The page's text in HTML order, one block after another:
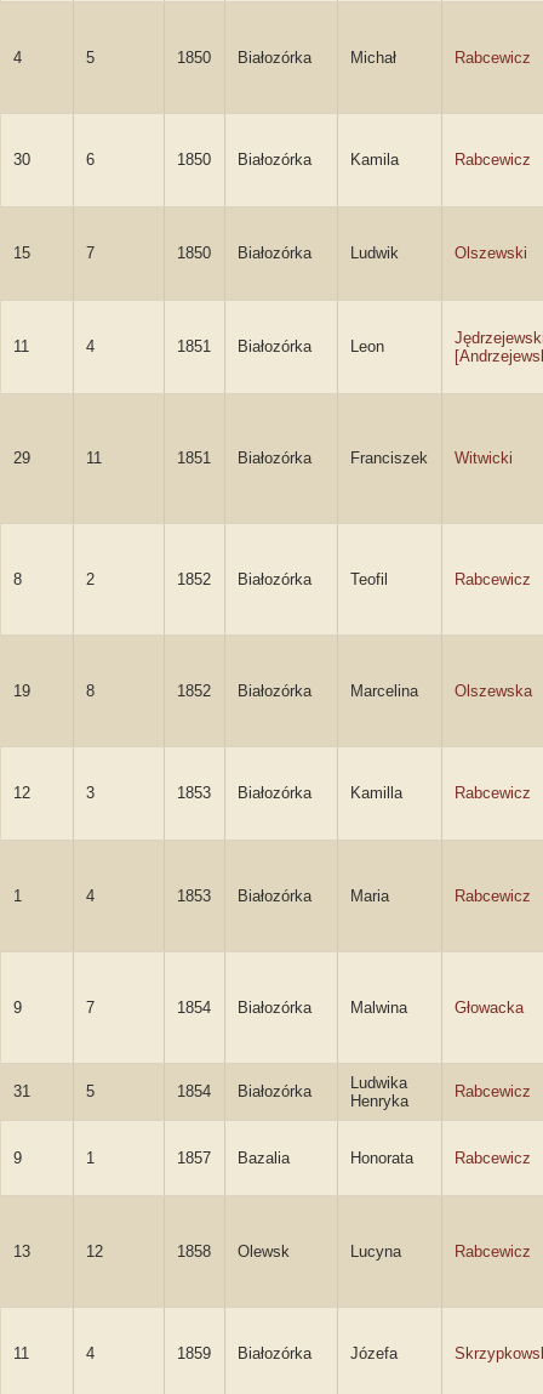
4 5 1850 Białozórka Michał Rabcewicz
30 6 1850 Białozórka Kamila Rabcewicz
15 7 1850 Białozórka Ludwik Olszewski
11 4 1851 Białozórka Leon
29 11 1851 Białozórka Franciszek Witwicki
8 2 1852 Białozórka Teofil Rabcewicz
19 8 1852 Białozórka Marcelina Olszewska
12 3 1853 Białozórka Kamilla Rabcewicz
1 4 1853 Białozórka Maria Rabcewicz
9 7 1854 Białozórka Malwina Głowacka
31 5 1854 Białozórka
Ludwika
Henryka
Rabcewicz
9 1 1857 Bazalia Honorata Rabcewicz
13 12 1858 Olewsk Lucyna Rabcewicz
11 4 1859 Białozórka Józefa